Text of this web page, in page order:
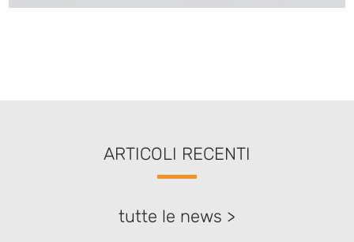
ARTICOLI RECENTI
tutte le news >